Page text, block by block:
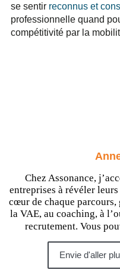
se sentir reconnus et
professionnelle quand
compétitivité par la
Chez Assonance,
entreprises à révéler
cœur de chaque parcours,
la VAE, au coaching, à
recrutement. Vous
Envie d'aller